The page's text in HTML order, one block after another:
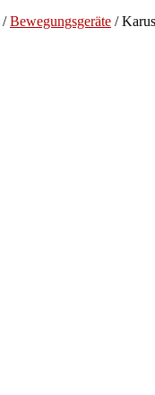
/Bewegungsgeräte /